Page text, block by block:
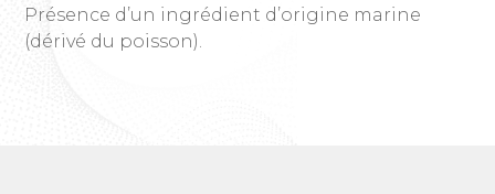
Présence d’un ingrédient d’origine marine
(dérivé du poisson).